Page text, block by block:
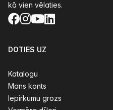
kā vien vēlaties.
Facebook
Instagram
YouTube
LinkedIn
DOTIES UZ
Katalogu
Mans konts
Iepirkumu grozs